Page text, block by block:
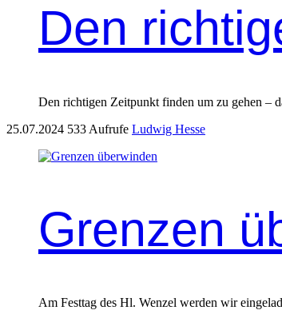
Den
Den richtigen Zeitpunkt finden um zu gehen –
25.07.2024 533 Aufrufe Ludwig Hesse
Grenzen
Am Festtag des Hl. Wenzel werden wir